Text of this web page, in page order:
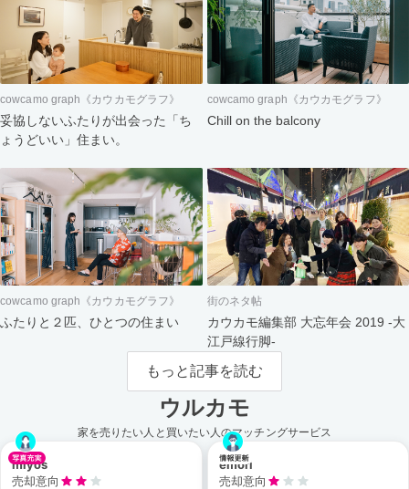
cowcamo graph《カウカモグラフ》
妥協しないふたりが出会った「ち
ょうどいい」住まい。
cowcamo graph《カウカモグラフ》
Chill on the balcony
cowcamo graph《カウカモグラフ》
ふたりと２匹、ひとつの住まい
街のネタ帖
カウカモ編集部 大忘年会 2019 -大
江戸線行脚-
もっと記事を読む
ウルカモ
家を売りたい人と買いたい人のマッチングサービス
miyos
売却意向
emori
売却意向